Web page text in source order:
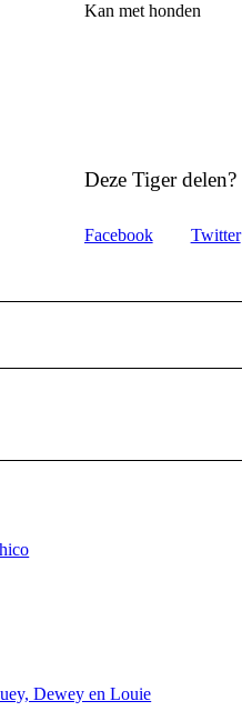
Kan met honden
Deze Tiger delen?
Facebook Twitter
Dewey en Louie